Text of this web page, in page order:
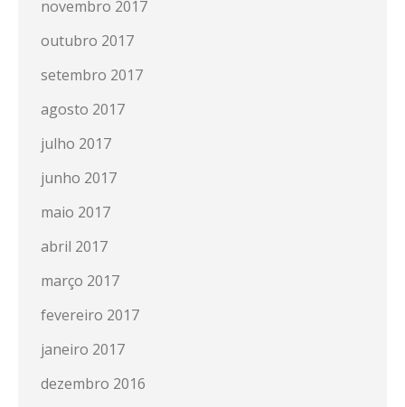
novembro 2017
outubro 2017
setembro 2017
agosto 2017
julho 2017
junho 2017
maio 2017
abril 2017
março 2017
fevereiro 2017
janeiro 2017
dezembro 2016